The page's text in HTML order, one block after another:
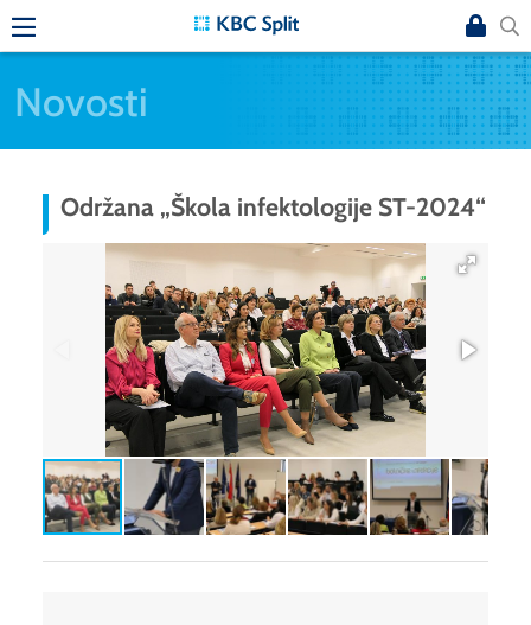
Novosti
Održana „Škola infektologije ST-2024“